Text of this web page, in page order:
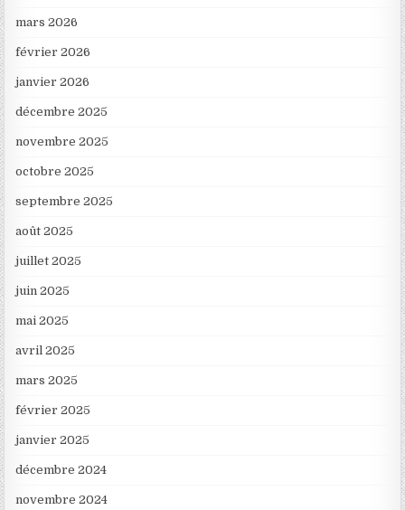
mars 2026
février 2026
janvier 2026
décembre 2025
novembre 2025
octobre 2025
septembre 2025
août 2025
juillet 2025
juin 2025
mai 2025
avril 2025
mars 2025
février 2025
janvier 2025
décembre 2024
novembre 2024